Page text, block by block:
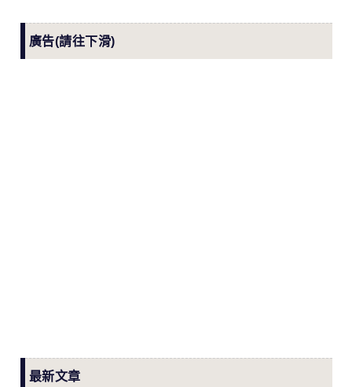
廣告(請往下滑)
最新文章